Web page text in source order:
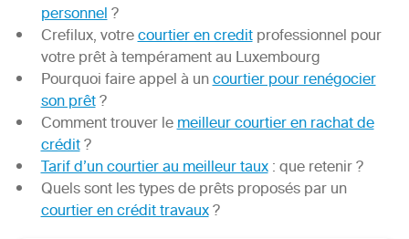
personnel?
Crefilux, votrecourtier en creditprofessionnel pour
votre prêt à tempérament au Luxembourg
Pourquoi faire appel à uncourtier pour renégocier
son prêt?
Comment trouver lemeilleur courtier en rachat de
crédit?
Tarif d’un courtier au meilleur taux: que retenir ?
Quels sont les types de prêts proposés par un
courtier en crédit travaux?